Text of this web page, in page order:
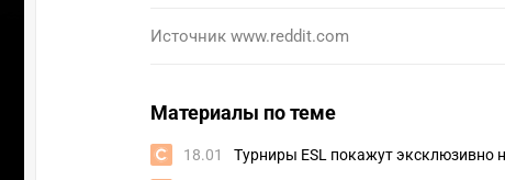
Источник www.reddit.com
Материалы по теме
18.01 Турниры ESL покажут эксклюзивно